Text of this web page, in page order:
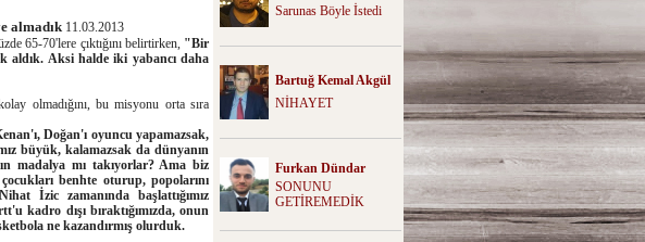
almadık 11.03.2013
65-70'lere çıktığını belirtirken, "Bir
aldık. Aksi halde iki yabancı daha
olmadığını, bu misyonu orta sıra
Doğan'ı oyuncu yapamazsak,
büyük, kalamazsak da dünyanın
madalya mı takıyorlar? Ama biz
benhte oturup, popolarını
İzic zamanında başlattığımız
kadro dışı bıraktığımızda, onun
ne kazandırmış olurduk.
Sarunas Böyle İstedi
Bartuğ Kemal Akgül
NİHAYET
Furkan Dündar
SONUNU
GETİREMEDİK